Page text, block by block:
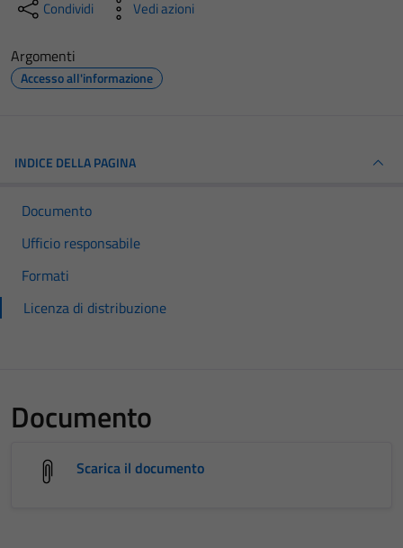
Condividi Vedi azioni
Argomenti
Accesso all'informazione
INDICE DELLA PAGINA
Documento
Ufficio responsabile
Formati
Licenza di distribuzione
Documento
Scarica il documento